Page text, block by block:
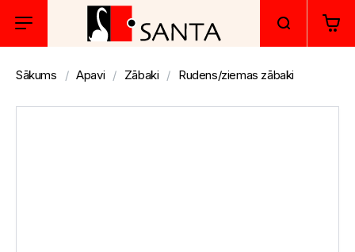
Sākums Apavi Zābaki Rudens/ziemas zābaki